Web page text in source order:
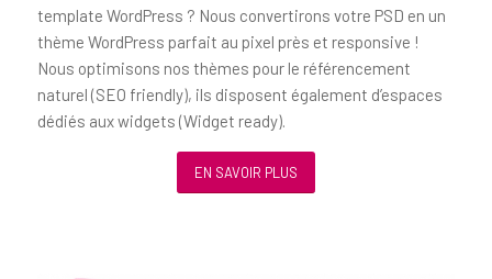
template WordPress ? Nous convertirons votre PSD en un
thème WordPress parfait au pixel près et responsive !
Nous optimisons nos thèmes pour le référencement
naturel (SEO friendly), ils disposent également d’espaces
dédiés aux widgets (Widget ready).
EN SAVOIR PLUS